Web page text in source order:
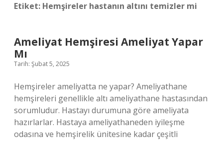
Etiket: Hemşireler hastanın altını temizler mi
Ameliyat Hemşiresi Ameliyat Yapar
Mı
Tarih: Şubat 5, 2025
Hemşireler ameliyatta ne yapar? Ameliyathane
hemşireleri genellikle altı ameliyathane hastasından
sorumludur. Hastayı durumuna göre ameliyata
hazırlarlar. Hastaya ameliyathaneden iyileşme
odasına ve hemşirelik ünitesine kadar çeşitli